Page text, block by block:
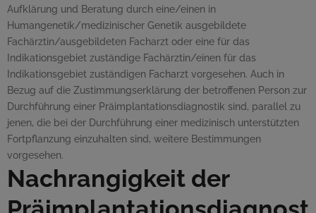
Aufklärung und Beratung durch eine/einen in
Humangenetik/medizinischer Genetik ausgebildete
Fachärztin/ausgebildeten Facharzt oder eine für das
Indikationsgebiet zuständige Fachärztin/einen für das
Indikationsgebiet zuständigen Facharzt vorgesehen. Auch in
Bezug auf die Zustimmungserklärung der betroffenen Person zur
Durchführung einer Präimplantationsdiagnostik sind, parallel zu
jenen, die bei der Durchführung einer medizinisch unterstützten
Fortpflanzung einzuhalten sind, weitere Bestimmungen
vorgesehen.
Nachrangigkeit der